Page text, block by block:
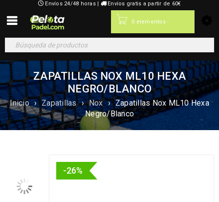
Envíos 24/48 horas | Envíos gratis a partir de 60€
0 elementos -
ZAPATILLAS NOX ML10 HEXA
NEGRO/BLANCO
Inicio › Zapatillas › Nox › Zapatillas Nox ML10 Hexa
Negro/Blanco
-26%